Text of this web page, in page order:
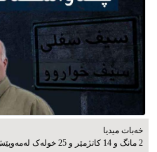
خەبات میدیا
2 مانگ و 14 کاتژمێر و 25 خوله‌ک له‌مه‌وپێش‌